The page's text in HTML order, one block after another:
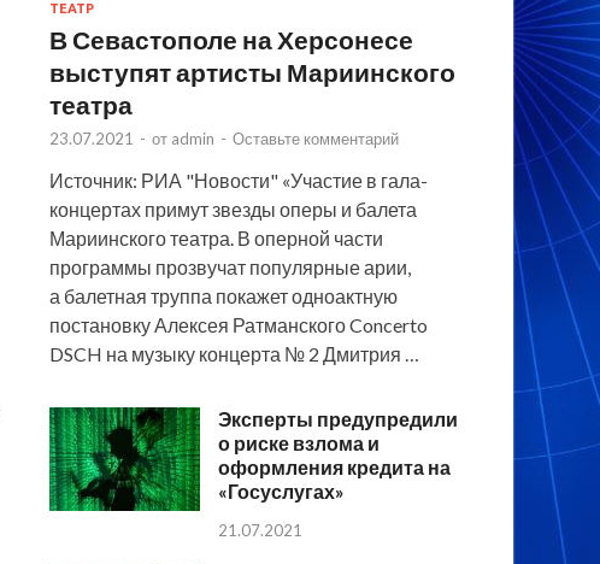
ТЕАТР
В Севастополе на Херсонесе
выступят артисты Мариинского
театра
23.07.2021 - от admin - Оставьте комментарий
Источник: РИА "Новости" «Участие в гала-
концертах примут звезды оперы и балета
Мариинского театра. В оперной части
программы прозвучат популярные арии,
а балетная труппа покажет одноактную
постановку Алексея Ратманского Concerto
DSCH на музыку концерта № 2 Дмитрия …
Эксперты предупредили
о риске взлома и
оформления кредита на
«Госуслугах»
21.07.2021